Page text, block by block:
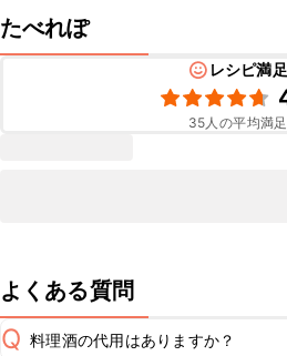
たべれぽ
レシピ満
35人の平均満
よくある質問
Q 料理酒の代用はありますか？